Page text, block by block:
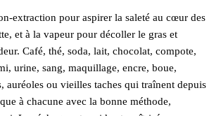
extraction pour aspirer la saleté au cœur des
et à la vapeur pour décoller le gras et
Café, thé, soda, lait, chocolat, compote,
urine, sang, maquillage, encre, boue,
auréoles ou vieilles taches qui traînent depuis
à chacune avec la bonne méthode,